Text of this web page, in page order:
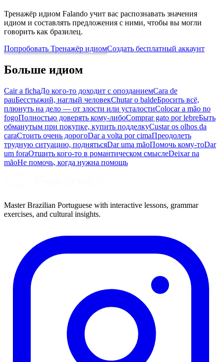
Тренажёр идиом Falando учит вас распознавать значения
идиом и составлять предложения с ними, чтобы вы могли
говорить как бразилец.
Попробовать Тренажёр идиомСоздать бесплатный аккаунт
Больше идиом
Cair a fichaДо кого-то доходит с опозданиемCara de
pauБесстыжий, наглый человекChutar o baldeБросить всё,
плюнуть на дело — от злости или усталостиColocar a mão no
fogoПолностью доверять кому-либоComprar gato por lebreБыть
обманутым при покупке, купить подделкуCustar os olhos da
caraСтоить очень дорогоDar a volta por cimaПреодолеть
трудную ситуацию, поднятьсяDar uma mãoПомочь кому-тоDar
um foraОтшить кого-то в романтическом смыслеDeixar na
mãoНе помочь, когда нужна помощь
Master Brazilian Portuguese with interactive lessons, grammar
exercises, and cultural insights.